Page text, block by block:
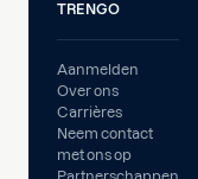
TRENGO
Aanmelden
Over ons
Carrières
Neem contact
met ons op